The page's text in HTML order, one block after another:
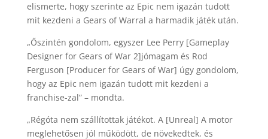
elismerte, hogy szerinte az Epic nem igazán tudott
mit kezdeni a Gears of Warral a harmadik játék után.
„Őszintén gondolom, egyszer Lee Perry [Gameplay
Designer for Gears of War 2]jómagam és Rod
Ferguson [Producer for Gears of War] úgy gondolom,
hogy az Epic nem igazán tudott mit kezdeni a
franchise-zal” – mondta.
„Régóta nem szállítottak játékot. A [Unreal] A motor
meglehetősen jól működött, de növekedtek, és